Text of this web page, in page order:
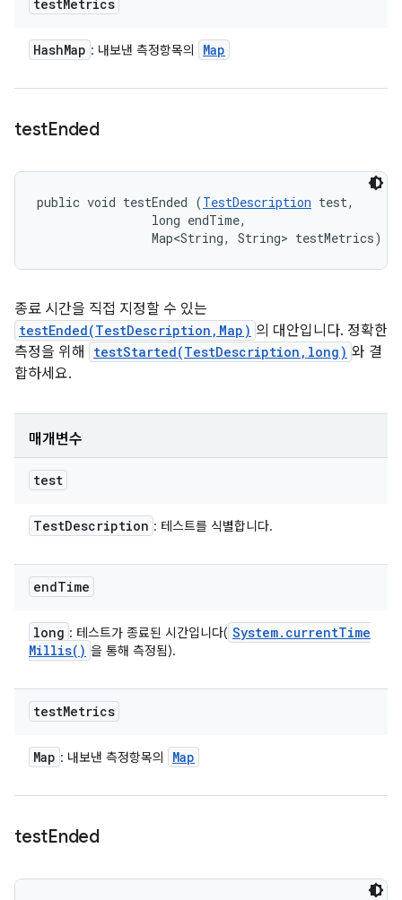
testMetrics
HashMap : 내보낸 측정항목의 Map
testEnded
public void testEnded (TestDescription test,
                long endTime,
                Map<String, String> testMetrics)
종료 시간을 직접 지정할 수 있는
testEnded(TestDescription,Map) 의 대안입니다. 정확한
측정을 위해
testStarted(TestDescription,long) 와 결
합하세요.
매개변수
test
TestDescription : 테스트를 식별합니다.
endTime
long : 테스트가 종료된 시간입니다( System. currentTime
Millis( ) 을 통해 측정됨).
testMetrics
Map : 내보낸 측정항목의 Map
testEnded